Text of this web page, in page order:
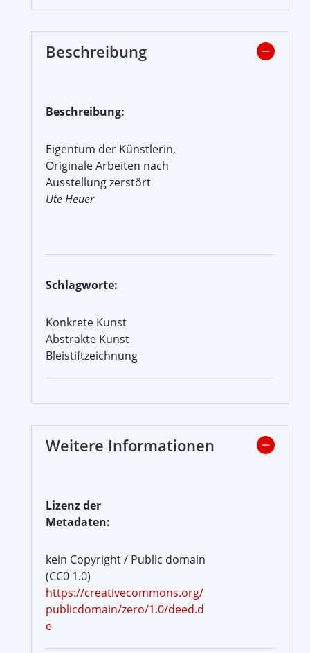
Beschreibung
Beschreibung:
Eigentum der Künstlerin,
Originale Arbeiten nach
Ausstellung zerstört
Ute Heuer
Schlagworte:
Konkrete Kunst
Abstrakte Kunst
Bleistiftzeichnung
Weitere Informationen
Lizenz der
Metadaten:
kein Copyright / Public domain
(CC0 1.0)
https://creativecommons.org/
publicdomain/zero/1.0/deed.d
e